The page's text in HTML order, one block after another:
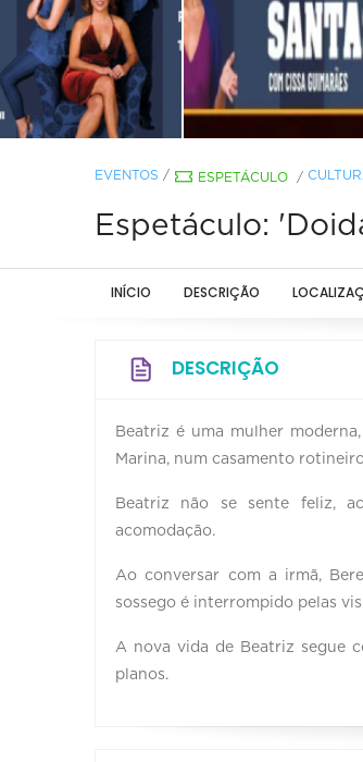
EVENTOS / ESPETÁCULO /
Espetáculo:
INÍCIO DESCRIÇÃO
DESCRIÇÃO
Beatriz é uma mulher
Marina, num casamento
Beatriz não se sente feliz,
acomodação.
Ao conversar com a irmã,
sossego é interrompido pelas
A nova vida de Beatriz segue
planos.